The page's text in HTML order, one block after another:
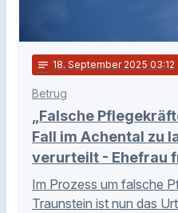
notes 18. September 2025 03:12
Betrug
„Falsche
Fall im Achental zu
verurteilt - Ehefrau
Im Prozess um falsche
Traunstein ist nun das